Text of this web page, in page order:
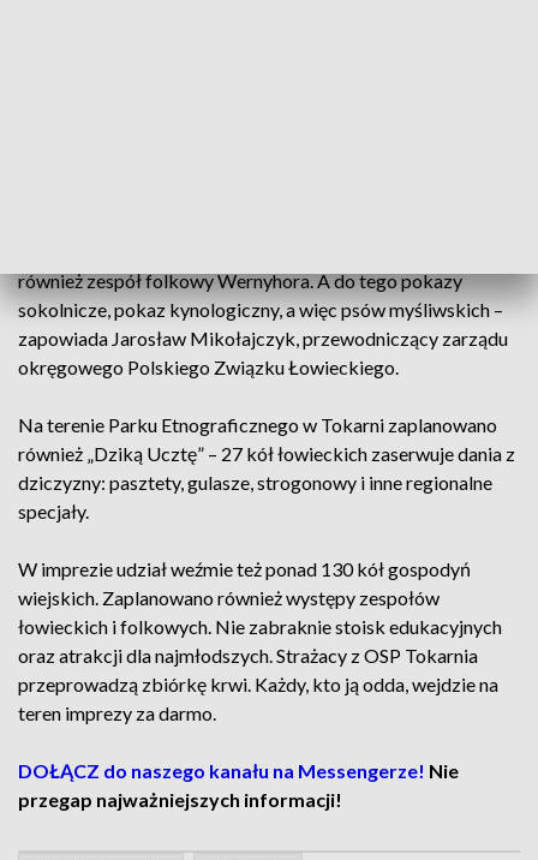
również zespół folkowy Wernyhora. A do tego pokazy
sokolnicze, pokaz kynologiczny, a więc psów myśliwskich –
zapowiada Jarosław Mikołajczyk, przewodniczący zarządu
okręgowego Polskiego Związku Łowieckiego.
Na terenie Parku Etnograficznego w Tokarni zaplanowano
również „Dziką Ucztę” – 27 kół łowieckich zaserwuje dania z
dziczyzny: pasztety, gulasze, strogonowy i inne regionalne
specjały.
W imprezie udział weźmie też ponad 130 kół gospodyń
wiejskich. Zaplanowano również występy zespołów
łowieckich i folkowych. Nie zabraknie stoisk edukacyjnych
oraz atrakcji dla najmłodszych. Strażacy z OSP Tokarnia
przeprowadzą zbiórkę krwi. Każdy, kto ją odda, wejdzie na
teren imprezy za darmo.
DOŁĄCZ do naszego kanału na Messengerze! Nie
przegap najważniejszych informacji!